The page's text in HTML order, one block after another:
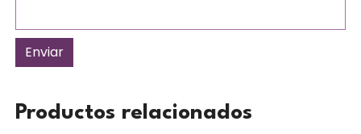
Productos relacionados